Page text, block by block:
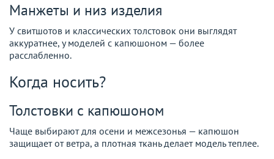
Манжеты и низ изделия
У свитшотов и классических толстовок они выглядят
аккуратнее, у моделей с капюшоном — более
расслабленно.
Когда носить?
Толстовки с капюшоном
Чаще выбирают для осени и межсезонья — капюшон
защищает от ветра, а плотная ткань делает модель теплее.